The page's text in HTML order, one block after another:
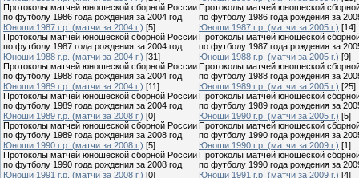
Протоколы матчей юношеской сборной России
по футболу 1986 года рождения за 2004 год
Протоколы матчей юношеской
по футболу 1986 года рождения за
Юноши 1987 г.р. (матчи за 2004 г.) [5]
Протоколы матчей юношеской сборной России
по футболу 1987 года рождения за 2004 год
Юноши 1987 г.р. (матчи за 2005 г.) [14]
Протоколы матчей юношеской
по футболу 1987 года рождения за
Юноши 1988 г.р. (матчи за 2004 г.) [31]
Протоколы матчей юношеской сборной России
по футболу 1988 года рождения за 2004 год
Юноши 1988 г.р. (матчи за 2005 г.) [9]
Протоколы матчей юношеской
по футболу 1988 года рождения за
Юноши 1989 г.р. (матчи за 2004 г.) [11]
Протоколы матчей юношеской сборной России
по футболу 1989 года рождения за 2004 год
Юноши 1989 г.р. (матчи за 2005 г.) [25]
Протоколы матчей юношеской
по футболу 1989 года рождения за
Юноши 1989 г.р. (матчи за 2008 г.) [0]
Протоколы матчей юношеской сборной России
по футболу 1989 года рождения за 2008 год
Юноши 1990 г.р. (матчи за 2005 г.) [5]
Протоколы матчей юношеской
по футболу 1990 года рождения за
Юноши 1990 г.р. (матчи за 2008 г.) [5]
Протоколы матчей юношеской сборной России
по футболу 1990 года рождения за 2008 год
Юноши 1990 г.р. (матчи за 2009 г.) [1]
Протоколы матчей юношеской
по футболу 1990 года рождения за
Юноши 1991 г.р. (матчи за 2008 г.) [0]
Юноши 1991 г.р. (матчи за 2009 г.) [4]